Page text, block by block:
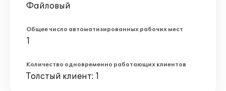
Файловый
Общее число автоматизированных рабочих мест
1
Количество одновременно работающих клиентов
Толстый клиент: 1